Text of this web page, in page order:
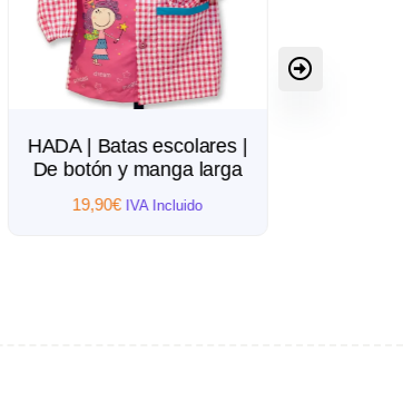
HADA | Batas escolares |
De botón y manga larga
19,90€ IVA Incluido